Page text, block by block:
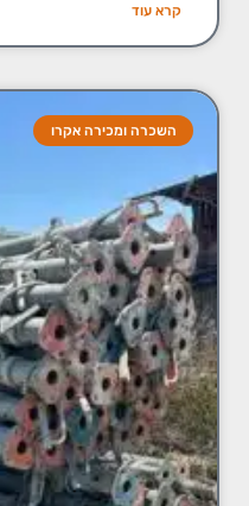
קרא עוד
השכרה ומכירה אקרו